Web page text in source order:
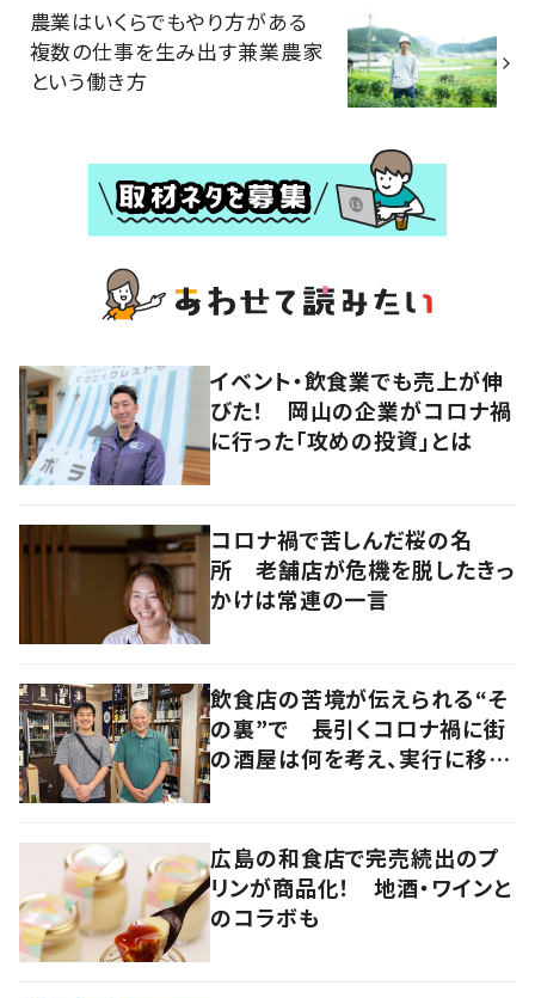
農業はいくらでもやり方がある
複数の仕事を生み出す兼業農家
という働き方
イベント・飲食業でも売上が伸
びた！ 岡山の企業がコロナ禍
に行った「攻めの投資」とは
コロナ禍で苦しんだ桜の名
所 老舗店が危機を脱したきっ
かけは常連の一言
飲食店の苦境が伝えられる“そ
の裏”で 長引くコロナ禍に街
の酒屋は何を考え、実行に移し
広島の和食店で完売続出のプ
リンが商品化！ 地酒・ワインと
のコラボも